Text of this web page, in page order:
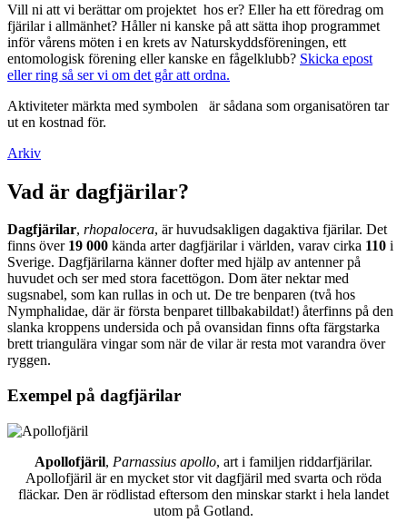
Vill ni att vi berättar om projektet hos er? Eller ha ett föredrag om
fjärilar i allmänhet? Håller ni kanske på att sätta ihop programmet
inför vårens möten i en krets av Naturskyddsföreningen, ett
entomologisk förening eller kanske en fågelklubb? Skicka epost
eller ring så ser vi om det går att ordna.
Aktiviteter märkta med symbolen
är sådana som organisatören tar
ut en kostnad för.
Arkiv
Vad är dagfjärilar?
Dagfjärilar, rhopalocera, är huvudsakligen dagaktiva fjärilar. Det
finns över 19 000 kända arter dagfjärilar i världen, varav cirka 110 i
Sverige. Dagfjärilarna känner dofter med hjälp av antenner på
huvudet och ser med stora facettögon. Dom äter nektar med
sugsnabel, som kan rullas in och ut. De tre benparen (två hos
Nymphalidae, där är första benparet tillbakabildat!) återfinns på den
slanka kroppens undersida och på ovansidan finns ofta färgstarka
brett triangulära vingar som när de vilar är resta mot varandra över
ryggen.
Exempel på dagfjärilar
Apollofjäril, Parnassius apollo, art i familjen riddarfjärilar.
Apollofjäril är en mycket stor vit dagfjäril med svarta och röda
fläckar. Den är rödlistad eftersom den minskar starkt i hela landet
utom på Gotland.